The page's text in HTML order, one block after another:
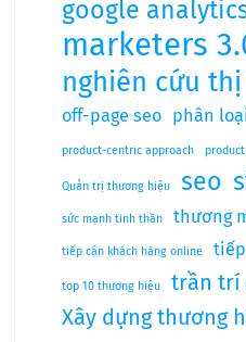
google
marketers
nghiên cứu
off-page seo
phân
product-centric approach
Quản trị thương hiệu seo
sức mạnh tinh thần thương
tiếp cận khách hàng online
top 10 thương hiệu
trần trí
Xây dựng thương